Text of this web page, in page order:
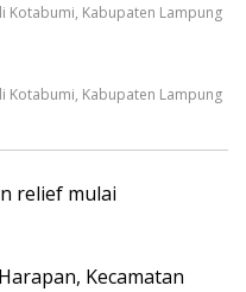
Kotabumi, Kabupaten Lampung
Kotabumi, Kabupaten Lampung
relief mulai
Kecamatan